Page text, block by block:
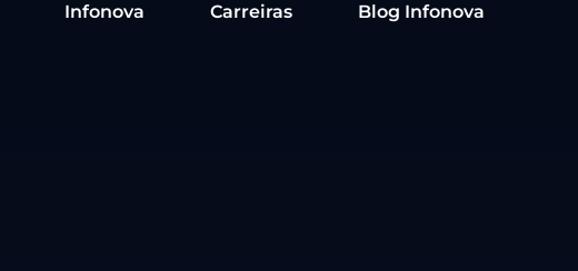
Infonova Carreiras Blog Infonova